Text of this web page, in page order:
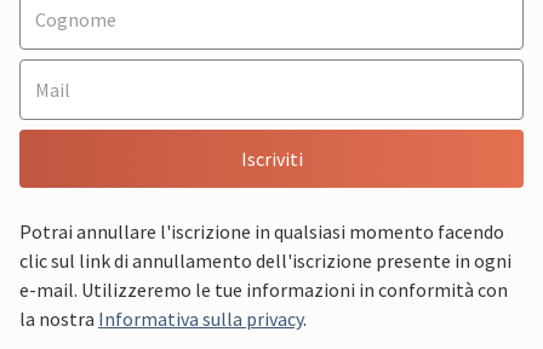
Iscriviti
Potrai annullare l'iscrizione in qualsiasi momento facendo
clic sul link di annullamento dell'iscrizione presente in ogni
e-mail. Utilizzeremo le tue informazioni in conformità con
la nostra Informativa sulla privacy.